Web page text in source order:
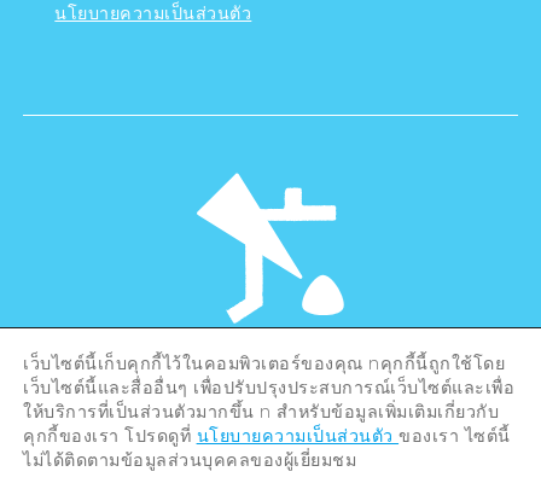
นโยบายความเป็นส่วนตัว
©Hiroshima Tourism Association /
Hiroshima Prefecture / Hiroshima City .
All rights reserved
เว็บไซต์นี้เก็บคุกกี้ไว้ในคอมพิวเตอร์ของคุณ nคุกกี้นี้ถูกใช้โดย
เว็บไซต์นี้และสื่ออื่นๆ เพื่อปรับปรุงประสบการณ์เว็บไซต์และเพื่อ
ให้บริการที่เป็นส่วนตัวมากขึ้น n สำหรับข้อมูลเพิ่มเติมเกี่ยวกับ
คุกกี้ของเรา โปรดดูที่ นโยบายความเป็นส่วนตัวของเรา ไซต์นี้
ไม่ได้ติดตามข้อมูลส่วนบุคคลของผู้เยี่ยมชม